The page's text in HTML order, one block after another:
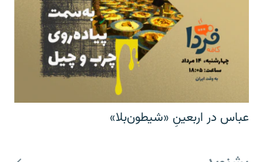
عباس در اربعینِ «شیطون‌بلا»